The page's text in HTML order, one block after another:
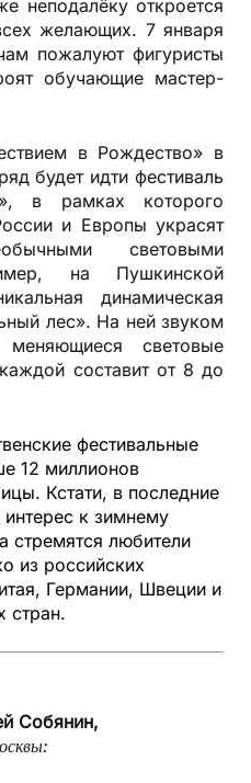
неподалёку откроется
желающих. 7 января
пожалуют фигуристы
обучающие мастер-
в Рождество» в
будет идти фестиваль
в рамках которого
и Европы украсят
световыми
на Пушкинской
динамическая
лес». На ней звуком
световые
составит от 8 до
фестивальные
12 миллионов
Кстати, в последние
к зимнему
стремятся любители
из российских
Германии, Швеции и
стран.
Собянин,